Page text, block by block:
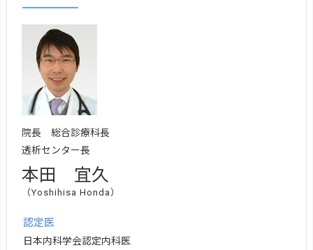
院長 総合診療科長
透析センター長
本田 宜久
（Yoshihisa Honda）
認定医
日本内科学会認定内科医